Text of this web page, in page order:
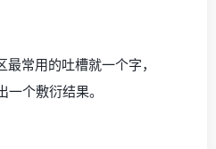
常用的吐槽就一个字，
一个敷衍结果。